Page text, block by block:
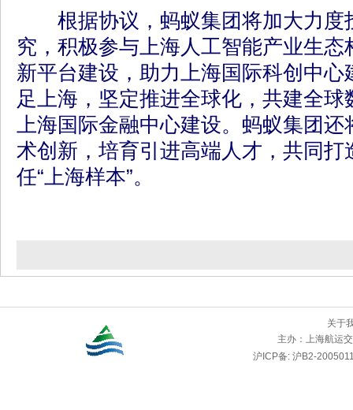
根据协议，蚂蚁集团将加大力度
究，积极参与上海人工智能产业生
新平台建设，助力上海国际科创中
足上海，坚定推进全球化，共建全
上海国际金融中心建设。蚂蚁集团还
术创新，培育引进高端人才，共同打
任“上海样本”。
关于
主办： 上海航运
沪ICP备: 沪B2-